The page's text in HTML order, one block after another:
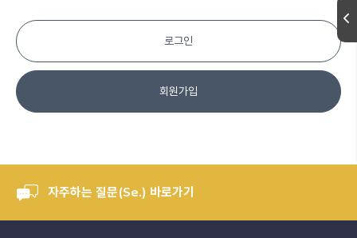
로그인
회원가입
자주하는 질문(Se.) 바로가기